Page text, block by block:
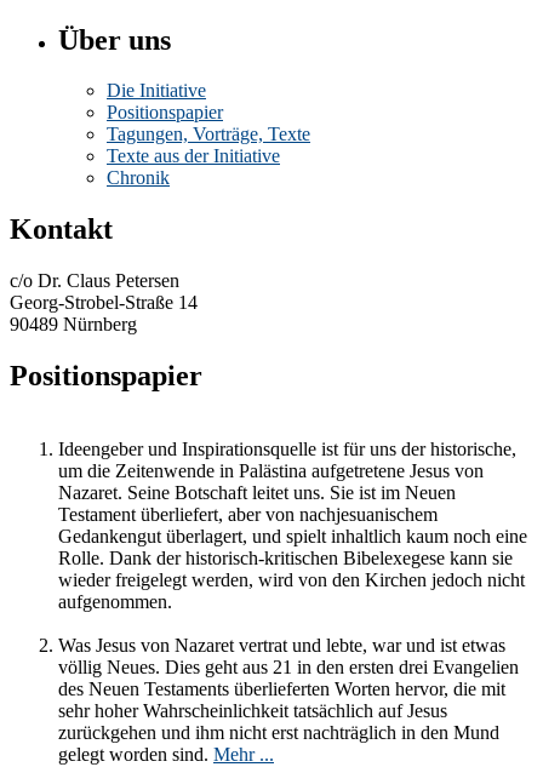
Über uns
Die Initiative
Positionspapier
Tagungen, Vorträge, Texte
Texte aus der Initiative
Chronik
Kontakt
c/o Dr. Claus Petersen
Georg-Strobel-Straße 14
90489 Nürnberg
Positionspapier
Ideengeber und Inspirationsquelle ist für uns der historische,
um die Zeitenwende in Palästina aufgetretene Jesus von
Nazaret. Seine Botschaft leitet uns. Sie ist im Neuen
Testament überliefert, aber von nachjesuanischem
Gedankengut überlagert, und spielt inhaltlich kaum noch eine
Rolle. Dank der historisch-kritischen Bibelexegese kann sie
wieder freigelegt werden, wird von den Kirchen jedoch nicht
aufgenommen.
Was Jesus von Nazaret vertrat und lebte, war und ist etwas
völlig Neues. Dies geht aus 21 in den ersten drei Evangelien
des Neuen Testaments überlieferten Worten hervor, die mit
sehr hoher Wahrscheinlichkeit tatsächlich auf Jesus
zurückgehen und ihm nicht erst nachträglich in den Mund
gelegt worden sind. Mehr ...